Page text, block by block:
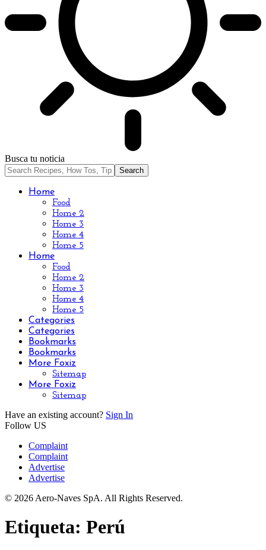
Busca tu noticia
Home
Food
Home 2
Home 3
Home 4
Home 5
Home
Food
Home 2
Home 3
Home 4
Home 5
Categories
Categories
Bookmarks
Bookmarks
More Foxiz
Sitemap
More Foxiz
Sitemap
Have an existing account? Sign In
Follow US
Complaint
Complaint
Advertise
Advertise
© 2026 Aero-Naves SpA. All Rights Reserved.
Etiqueta: Perú